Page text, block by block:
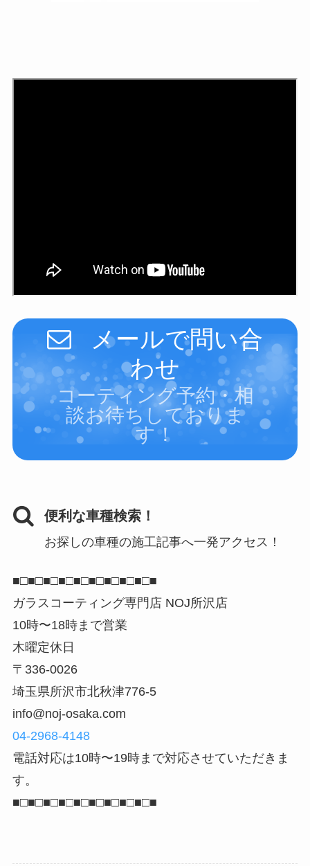
メールで問い合
わせ
コーティング予約・相
談お待ちしておりま
す！
便利な車種検索！
お探しの車種の施工記事へ一発アクセス！
■□■□■□■□■□■□■□■□■□■
ガラスコーティング専門店 NOJ所沢店
10時〜18時まで営業
木曜定休日
〒336-0026
埼玉県所沢市北秋津776-5
info@noj-osaka.com
04-2968-4148
電話対応は10時〜19時まで対応させていただきま
す。
■□■□■□■□■□■□■□■□■□■